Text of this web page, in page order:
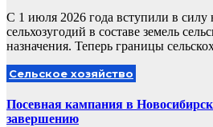
С 1 июля 2026 года вступили в силу
сельхозугодий в составе земель
назначения. Теперь границы
Сельское хозяйство
Посевная кампания в
завершению